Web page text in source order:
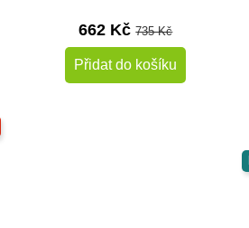
662 Kč735 Kč
Přidat do košíku